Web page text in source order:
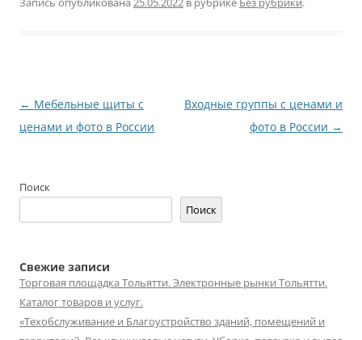
Навигация
по
← Мебельные щиты с
ценами и фото в России
Входные группы с ценами и
фото в России →
Поиск
Поиск
Свежие записи
Торговая площадка Тольятти. Электронные рынки Тольятти.
Каталог товаров и услуг.
«Техобслуживание и Благоустройство зданий, помещений и